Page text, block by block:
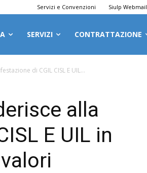
Servizi e Convenzioni Siulp Webmail
SERVIZI CONTRATTAZIONE
di CGIL CISL E UIL...
alla
E UIL in